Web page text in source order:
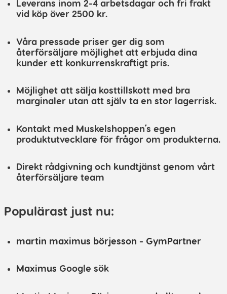
Leverans inom 2-4 arbetsdagar och fri frakt
vid köp över 2500 kr.
Våra pressade priser ger dig som
återförsäljare möjlighet att erbjuda dina
kunder ett konkurrenskraftigt pris.
Möjlighet att sälja kosttillskott med bra
marginaler utan att själv ta en stor lagerrisk.
Kontakt med Muskelshoppen´s egen
produktutvecklare för frågor om produkterna.
Direkt rådgivning och kundtjänst genom vårt
återförsäljare team
Populärast just nu:
martin maximus börjesson - GymPartner
Maximus Google sök